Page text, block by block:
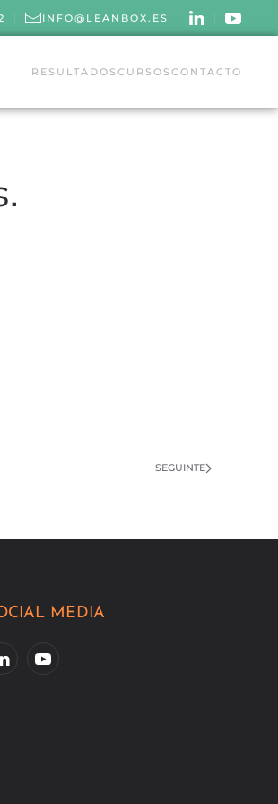
INFO@LEANBOX.ES
RESULTADOS CURSOS CONTACTO
SEGUINTE
MEDIA